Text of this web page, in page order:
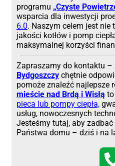
programu „Czyste
wsparcia dla inwestycji
6.0. Naszym celem jest nie
jakości kotłów i pomp
maksymalnej korzyści
Zapraszamy do kontaktu –
Bydgoszczy chętnie
pomoże znaleźć najlepsze
mieście nad Brdą i Wisłą to
pieca lub pompy ciepła,
usług, nowoczesnych
Jesteśmy tutaj, aby
Państwa domu – dziś i na